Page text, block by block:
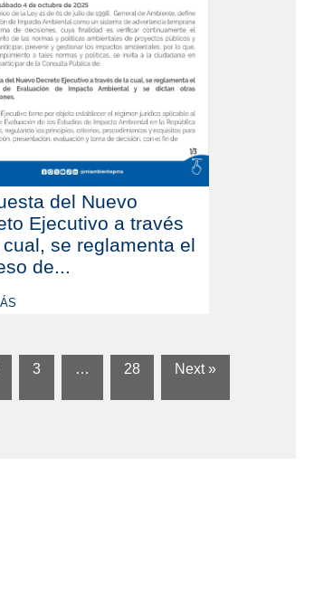
del Nuevo
Ejecutivo a través
se reglamenta el
de...
3 … 28 Next »